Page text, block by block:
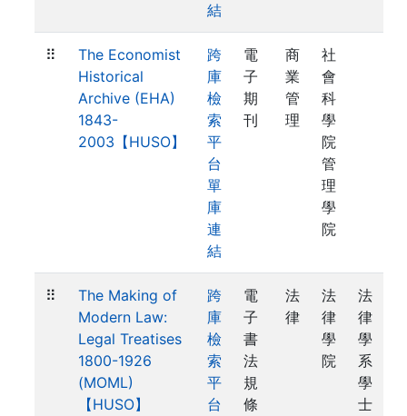
結
⠿
The Economist
Historical
Archive (EHA)
1843-
2003【HUSO】
跨
庫
檢
索
平
台
單
庫
連
結
電
子
期
刊
商
業
管
理
社
會
科
學
院
管
理
學
院
⠿
The Making of
Modern Law:
Legal Treatises
1800-1926
(MOML)
【HUSO】
跨
庫
檢
索
平
台
電
子
書
法
規
條
法
律
法
律
學
院
法
律
學
系
學
士